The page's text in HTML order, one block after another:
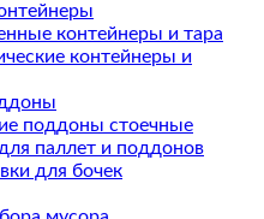
контейнеры и тара
контейнеры и
поддоны стоечные
паллет и поддонов
для бочек